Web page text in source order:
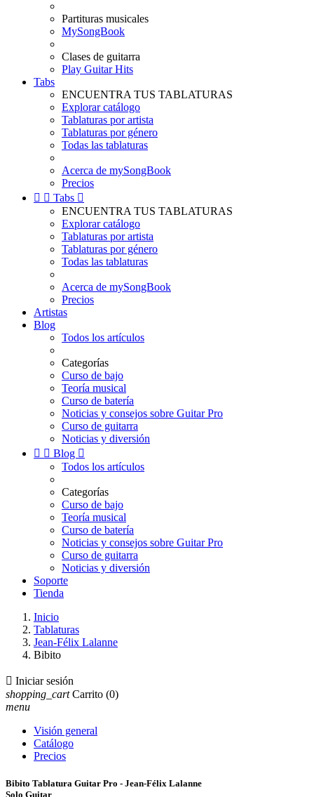
Partituras musicales
MySongBook
Clases de guitarra
Play Guitar Hits
Tabs
ENCUENTRA TUS TABLATURAS
Explorar catálogo
Tablaturas por artista
Tablaturas por género
Todas las tablaturas
Acerca de mySongBook
Precios
  Tabs 
ENCUENTRA TUS TABLATURAS
Explorar catálogo
Tablaturas por artista
Tablaturas por género
Todas las tablaturas
Acerca de mySongBook
Precios
Artistas
Blog
Todos los artículos
Categorías
Curso de bajo
Teoría musical
Curso de batería
Noticias y consejos sobre Guitar Pro
Curso de guitarra
Noticias y diversión
  Blog 
Todos los artículos
Categorías
Curso de bajo
Teoría musical
Curso de batería
Noticias y consejos sobre Guitar Pro
Curso de guitarra
Noticias y diversión
Soporte
Tienda
Inicio
Tablaturas
Jean-Félix Lalanne
Bibito
 Iniciar sesión
shopping_cart Carrito (0)
menu
Visión general
Catálogo
Precios
Bibito Tablatura Guitar Pro - Jean-Félix Lalanne
Solo Guitar